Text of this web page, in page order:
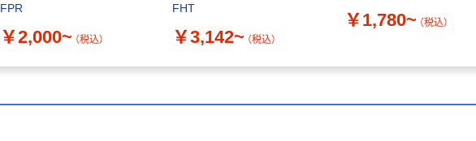
FPR
￥2,000~ （税込）
FHT
￥3,142~ （税込）
￥1,780~ （税込）